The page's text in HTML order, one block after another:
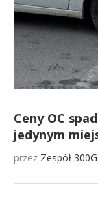
Ceny OC
jedynym
przez Zespół